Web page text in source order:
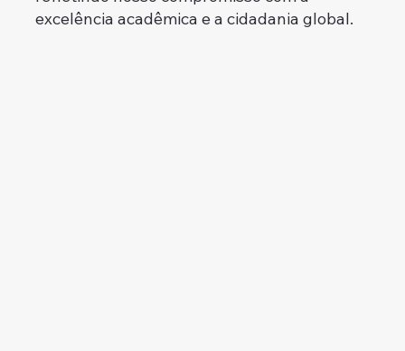
excelência acadêmica e a cidadania global.